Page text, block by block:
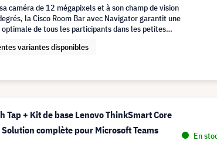
caméra de 12 mégapixels et à son champ de vision
la Cisco Room Bar avec Navigator garantit une
de tous les participants dans les petites
variantes disponibles
Tap + Kit de base Lenovo ThinkSmart Core
Solution complète pour Microsoft Teams
En